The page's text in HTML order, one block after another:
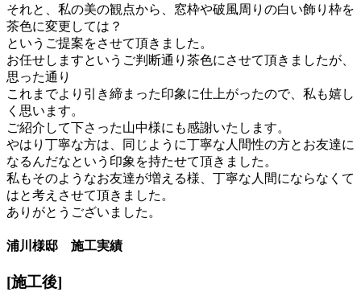
それと、私の美の観点から、窓枠や破風周りの白い飾り枠を
茶色に変更しては？
というご提案をさせて頂きました。
お任せしますというご判断通り茶色にさせて頂きましたが、
思った通り
これまでより引き締まった印象に仕上がったので、私も嬉し
く思います。
ご紹介して下さった山中様にも感謝いたします。
やはり丁寧な方は、同じように丁寧な人間性の方とお友達に
なるんだなという印象を持たせて頂きました。
私もそのようなお友達が増える様、丁寧な人間にならなくて
はと考えさせて頂きました。
ありがとうございました。
浦川様邸 施工実績
[施工後]